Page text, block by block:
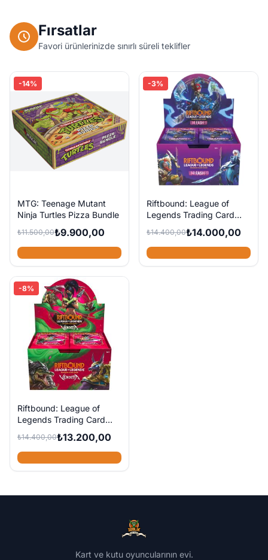
Fırsatlar
Favori ürünlerinizde sınırlı süreli teklifler
-14%
MTG: Teenage Mutant
Ninja Turtles Pizza Bundle
₺11.500,00₺9.900,00
-3%
Riftbound: League of
Legends Trading Card
Booster Box (24 adet
Booster Paketi)
₺14.400,00₺14.000,00
-8%
Riftbound: League of
Legends Trading Card
Box (24 adet Booster
Paketi)
₺14.400,00₺13.200,00
Kart ve kutu oyuncularının evi.